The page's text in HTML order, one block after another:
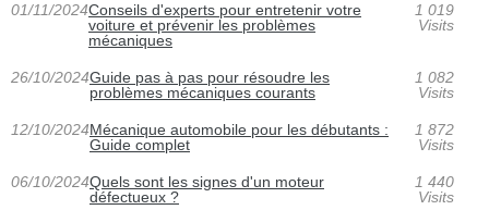
01/11/2024Conseils d'experts pour entretenir votre
voiture et prévenir les problèmes
mécaniques
1 019
Visits
26/10/2024Guide pas à pas pour résoudre les
problèmes mécaniques courants
1 082
Visits
12/10/2024Mécanique automobile pour les débutants :
Guide complet
1 872
Visits
06/10/2024Quels sont les signes d'un moteur
défectueux ?
1 440
Visits